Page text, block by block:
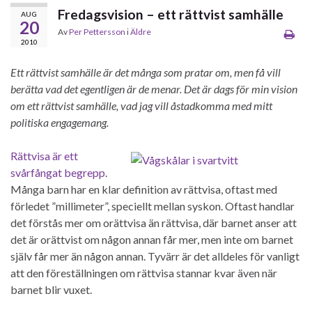
AUG
20
2010
Fredagsvision – ett rättvist samhälle
AvPer Pettersson iÄldre
Ett rättvist samhälle är det många som pratar om, men få vill
berätta vad det egentligen är de menar. Det är dags för min vision
om ett rättvist samhälle, vad jag vill åstadkomma med mitt
politiska engagemang.
Rättvisa är ett
svårfångat begrepp.
Många barn har en klar definition av rättvisa, oftast med
förledet ”millimeter”, speciellt mellan syskon. Oftast handlar
det förstås mer om orättvisa än rättvisa, där barnet anser att
det är orättvist om någon annan får mer, men inte om barnet
själv får mer än någon annan. Tyvärr är det alldeles för vanligt
att den föreställningen om rättvisa stannar kvar även när
barnet blir vuxet.